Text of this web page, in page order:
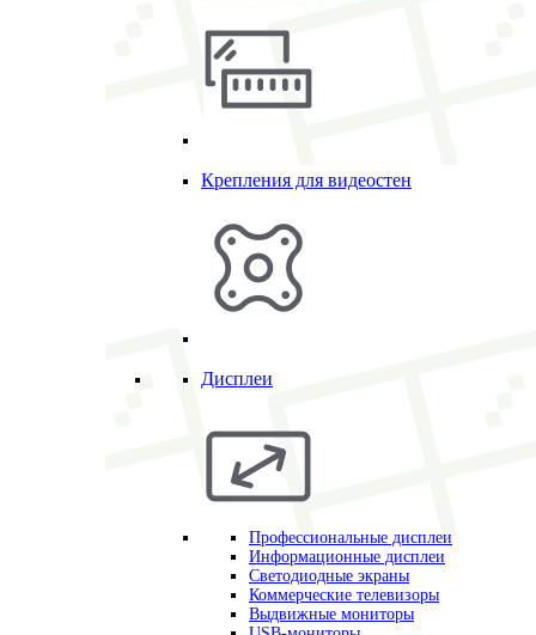
Крепления для видеостен
Дисплеи
Профессиональные дисплеи
Информационные дисплеи
Светодиодные экраны
Коммерческие телевизоры
Выдвижные мониторы